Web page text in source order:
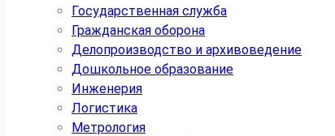
Государственная служба
Гражданская оборона
Делопроизводство и архивоведение
Дошкольное образование
Инженерия
Логистика
Метрология